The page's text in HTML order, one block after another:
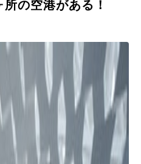
空港がある！